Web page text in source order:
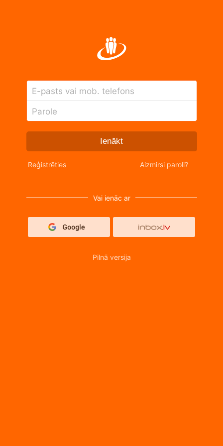
E-pasts vai mob. telefons
Parole
Ienākt
Reģistrēties Aizmirsi paroli?
Vai ienāc ar
Pilnā versija